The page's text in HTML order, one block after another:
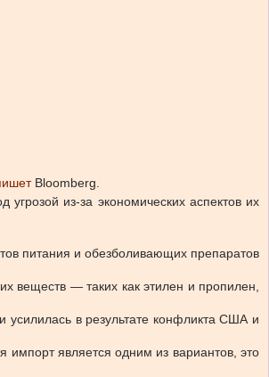
Bloomberg.
из-за экономических аспектов их
питания и обезболивающих препаратов
веществ — таких как этилен и пропилен,
усилилась в результате конфликта США и
импорт является одним из вариантов, это